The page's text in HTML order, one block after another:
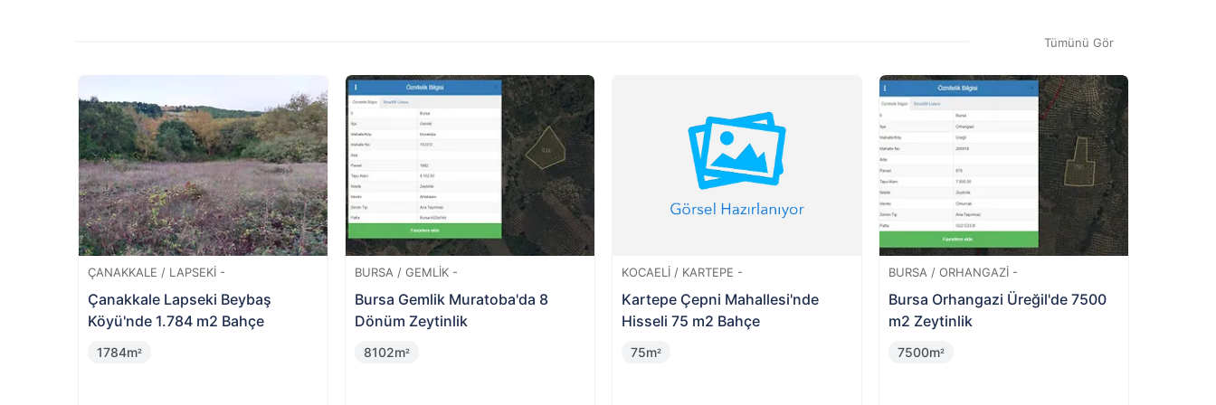
Tümünü Gör
%11
Değerinin
Altında
TEKIRDAĞ / ERGENE -
Ergene Yeşiltepe Mahallesi'nde
Arsa Payı
81m²
%19
Değerinin
BALIKESIR / İVRINDI -
Balıkesir İvrindi Kurtuluş
Mahallesi'nde Hisseli 14 Dönüm
Tarla
14522m
BURSA / GEMLIK -
Gemlik Adliye Mahallesi'nde
Hisseli Bina ve Arsası
46m²
%12
Değerinin
BURSA / YILDIRIM -
Bursa Yıldırım Değirmenlikızık'ta
Hisseli 4 Katlı Bina ve Arsası
92m²